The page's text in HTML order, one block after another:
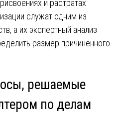
и растратах
служат одним из
а их экспертный анализ
размер причиненного
решаемые
по делам